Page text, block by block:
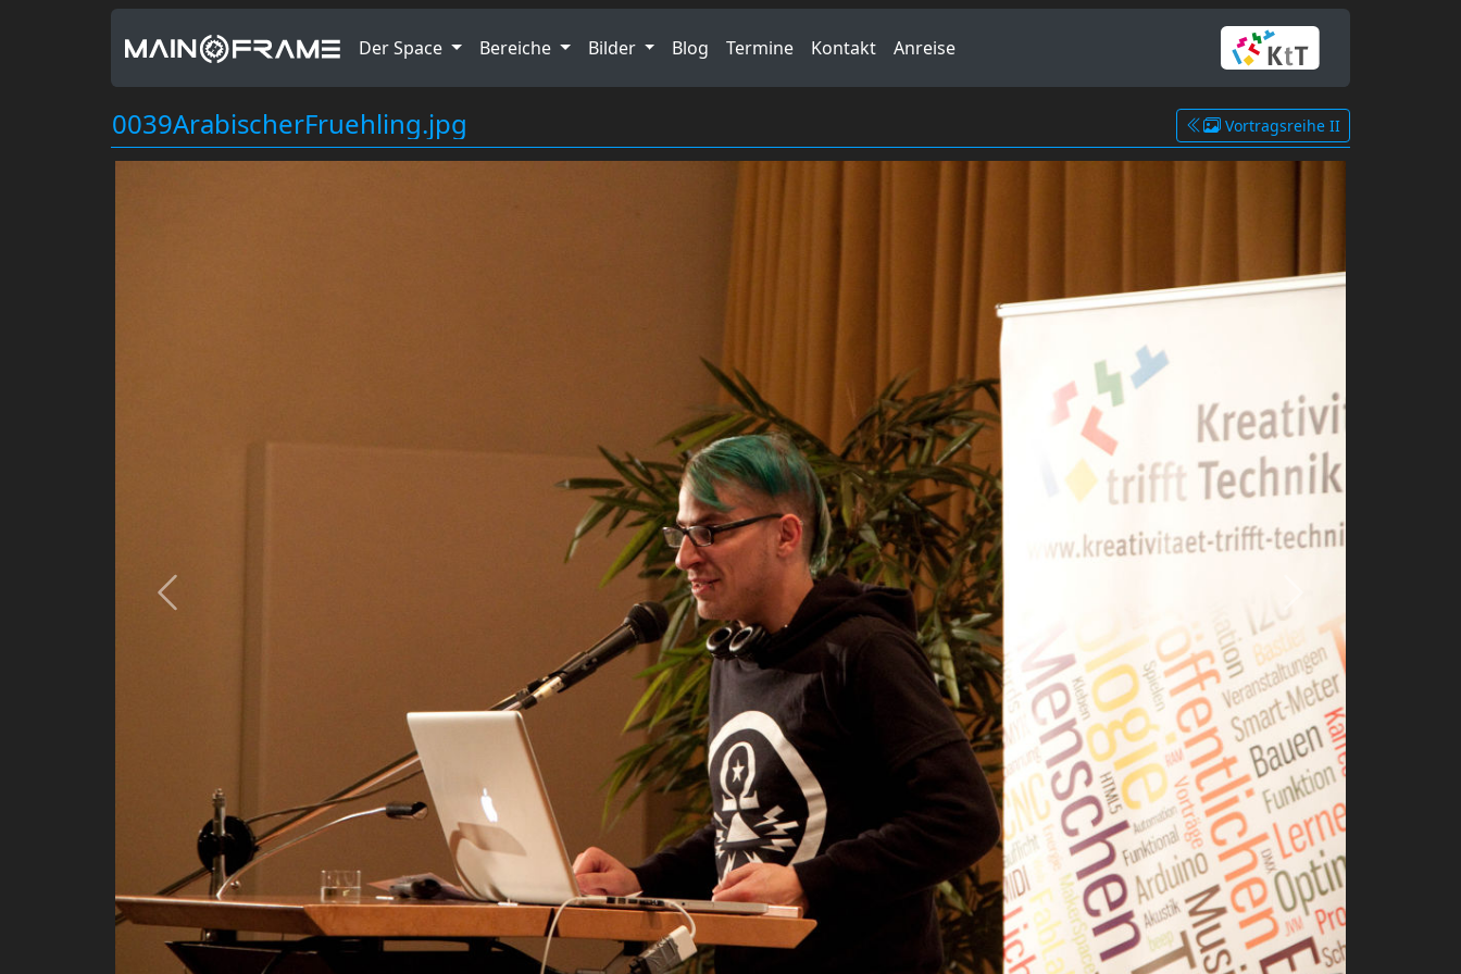
Der Space Bereiche Bilder Blog Termine Kontakt Anreise
0039ArabischerFruehling.jpg Vortragsreihe II